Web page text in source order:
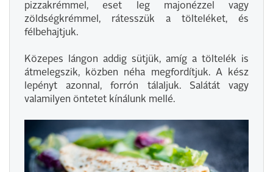
pizzakrémmel, eset leg majonézzel vagy
zöldségkrémmel, rátesszük a tölteléket, és
félbehajtjuk.
Közepes lángon addig sütjük, amíg a töltelék is
átmelegszik, közben néha megfordítjuk. A kész
lepényt azonnal, forrón tálaljuk. Salátát vagy
valamilyen öntetet kínálunk mellé.